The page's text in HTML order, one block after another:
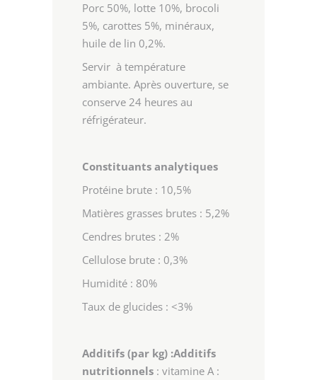
Porc 50%, lotte 10%, brocoli
5%, carottes 5%, minéraux,
huile de lin 0,2%.
Servir à température
ambiante. Après ouverture, se
conserve 24 heures au
réfrigérateur.
Constituants analytiques
Protéine brute : 10,5%
Matières grasses brutes : 5,2%
Cendres brutes : 2%
Cellulose brute : 0,3%
Humidité : 80%
Taux de glucides : <3%
Additifs (par kg) :Additifs
nutritionnels : vitamine A :